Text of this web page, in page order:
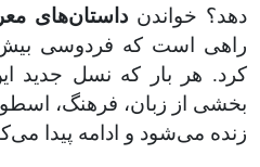
دهد؟ خواندنداستان‌های
راهی است که فردوسی بیش
کرد. هر بار که نسل جدید
بخشی از زبان، فرهنگ،
زنده می‌شود و ادامه پیدا